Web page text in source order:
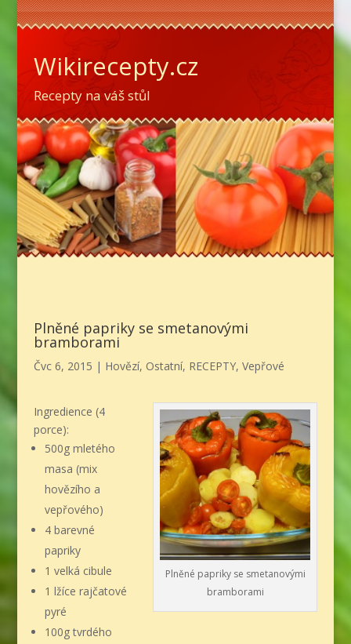
Wikirecepty.cz
Recepty na váš stůl
Plněné papriky se smetanovými
bramborami
Čvc 6, 2015 | Hovězí, Ostatní, RECEPTY, Vepřové
Plněné papriky se smetanovými
bramborami
Ingredience (4
porce):
500g mletého
masa (mix
hovězího a
vepřového)
4 barevné
papriky
1 velká cibule
1 lžíce rajčatové
pyré
100g tvrdého